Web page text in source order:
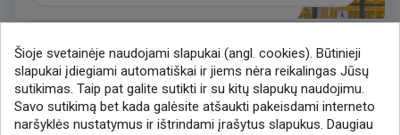
Susisiekime
+370 37 405401
Šioje svetainėje naudojami slapukai (angl. cookies). Būtinieji
slapukai įdiegiami automatiškai ir jiems nėra reikalingas Jūsų
sutikimas. Taip pat galite sutikti ir su kitų slapukų naudojimu.
Savo sutikimą bet kada galėsite atšaukti pakeisdami interneto
naršyklės nustatymus ir ištrindami įrašytus slapukus. Daugiau